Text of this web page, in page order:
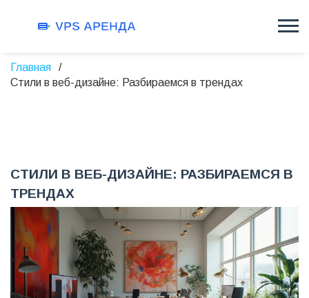
Главная
Стили в веб-дизайне: Разбираемся в трендах
СТИЛИ В ВЕБ-ДИЗАЙНЕ: РАЗБИРАЕМСЯ В
ТРЕНДАХ